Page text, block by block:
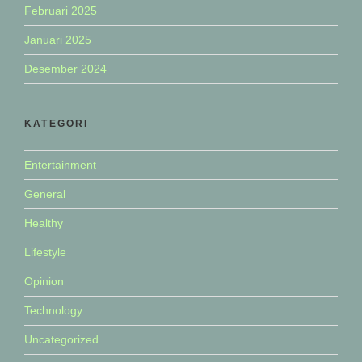
Februari 2025
Januari 2025
Desember 2024
KATEGORI
Entertainment
General
Healthy
Lifestyle
Opinion
Technology
Uncategorized